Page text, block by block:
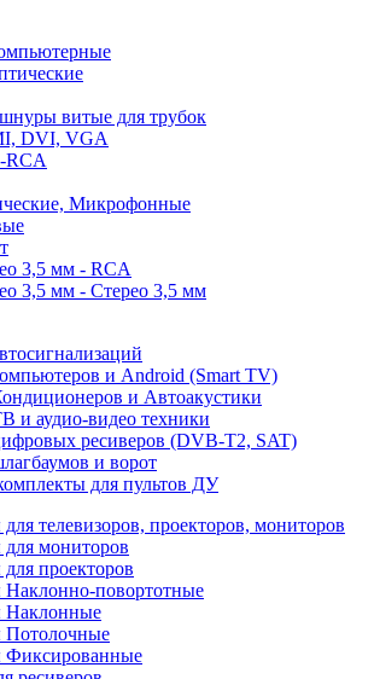
витые для трубок
DVI, VGA
Микрофонные
3,5 мм - RCA
3,5 мм - Стерео 3,5 мм
и Android (Smart TV)
и Автоакустики
и аудио-видео техники
ресиверов (DVB-T2, SAT)
и ворот
для пультов ДУ
телевизоров, проекторов, мониторов
мониторов
проекторов
повортотные